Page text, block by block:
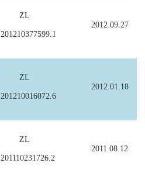
ZL
201210377599.1
2012.09.27
ZL
201210016072.6
2012.01.18
ZL
201110231726.2
2011.08.12